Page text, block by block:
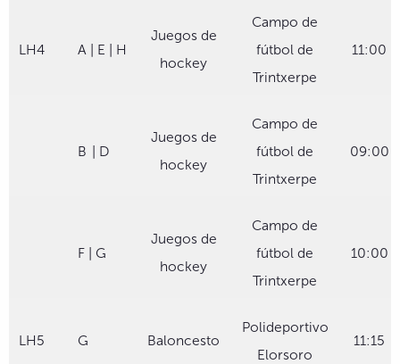
LH4 A | E | H
Juegos de
hockey
Campo de
fútbol de
Trintxerpe
11:00
B | D
Juegos de
hockey
Campo de
fútbol de
Trintxerpe
09:00
F | G
Juegos de
hockey
Campo de
fútbol de
Trintxerpe
10:00
LH5 G Baloncesto
Polideportivo
Elorsoro
11:15